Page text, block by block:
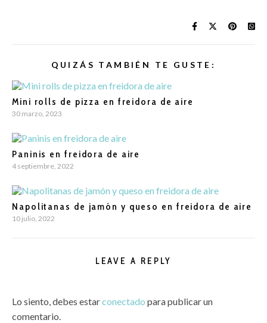
QUIZÁS TAMBIÉN TE GUSTE:
Mini rolls de pizza en freidora de aire
30 marzo, 2023
Paninis en freidora de aire
4 septiembre, 2022
Napolitanas de jamón y queso en freidora de aire
10 julio, 2022
LEAVE A REPLY
Lo siento, debes estarconectado para publicar un
comentario.